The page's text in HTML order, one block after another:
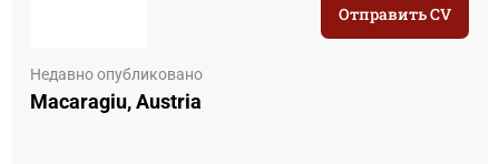
Недавно опубликовано
Macaragiu, Austria
Отправить CV